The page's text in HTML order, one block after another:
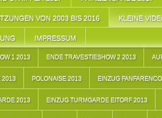
VON 2003 BIS 2016 KLEINE
IMPRESSUM
1 2013 ENDE TRAVESTIESHOW 2 2013
2013 POLONAISE 2013 EINZUG
2013 EINZUG TURMGARDE EITORF 2013